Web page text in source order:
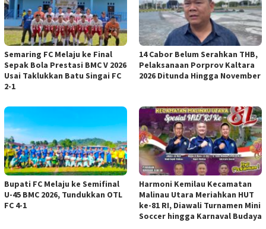
Semaring FC Melaju ke Final
Sepak Bola Prestasi BMC V 2026
Usai Taklukkan Batu Singai FC
2-1
14 Cabor Belum Serahkan THB,
Pelaksanaan Porprov Kaltara
2026 Ditunda Hingga November
Bupati FC Melaju ke Semifinal
U-45 BMC 2026, Tundukkan OTL
FC 4-1
Harmoni Kemilau Kecamatan
Malinau Utara Meriahkan HUT
ke-81 RI, Diawali Turnamen Mini
Soccer hingga Karnaval Budaya